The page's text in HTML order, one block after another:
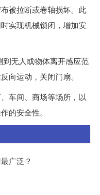
被拉断或卷轴损坏。此
实现机械锁闭，增加安
无人或物体离开感应范
向运动，关闭门扇。
车间、商场等场所，以
的安全性。
广泛？